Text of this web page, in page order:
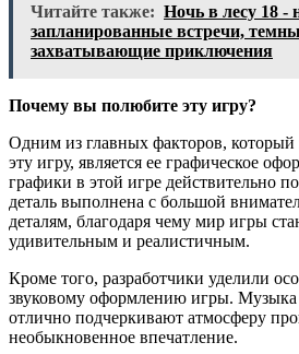
Читайте также: Ночь в лесу 18 -
запланированные встречи,
захватывающие приключения
Почему вы полюбите эту игру?
Одним из главных факторов, который
эту игру, является ее графическое
графики в этой игре действительно
деталь выполнена с большой
деталям, благодаря чему мир игры
удивительным и реалистичным.
Кроме того, разработчики уделили
звуковому оформлению игры.
отлично подчеркивают атмосферу
необыкновенное впечатление.